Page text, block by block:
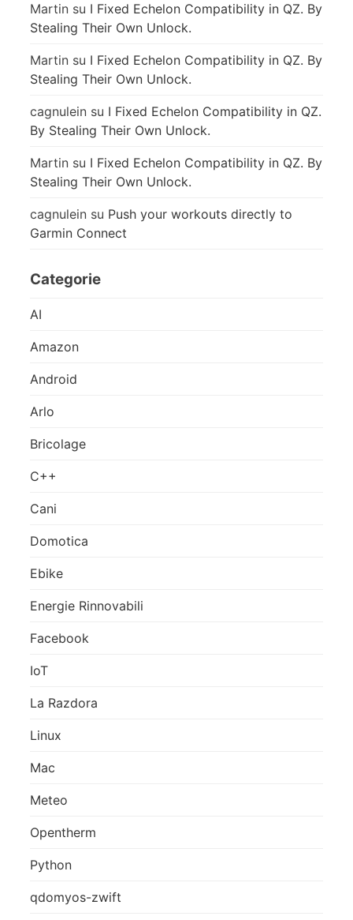
Martin su I Fixed Echelon Compatibility in QZ. By
Stealing Their Own Unlock.
Martin su I Fixed Echelon Compatibility in QZ. By
Stealing Their Own Unlock.
cagnulein su I Fixed Echelon Compatibility in QZ.
By Stealing Their Own Unlock.
Martin su I Fixed Echelon Compatibility in QZ. By
Stealing Their Own Unlock.
cagnulein su Push your workouts directly to
Garmin Connect
Categorie
AI
Amazon
Android
Arlo
Bricolage
C++
Cani
Domotica
Ebike
Energie Rinnovabili
Facebook
IoT
La Razdora
Linux
Mac
Meteo
Opentherm
Python
qdomyos-zwift